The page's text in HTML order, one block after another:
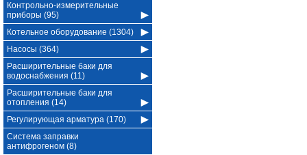
Контрольно-измерительные
приборы (95)
Котельное оборудование (1304)
Насосы (364)
Расширительные баки для
водоснабжения (11)
Расширительные баки для
отопления (14)
Регулирующая арматура (170)
Система заправки
антифрогеном (8)